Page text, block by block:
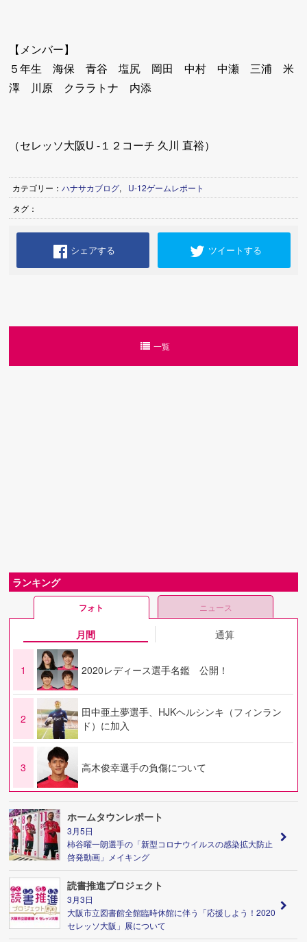
【メンバー】
５年生 海保 青谷 塩尻 岡田 中村 中瀬 三浦 米
澤 川原 クララトナ 内添
（セレッソ大阪U -１２コーチ 久川 直裕）
カテゴリー：ハナサカブログ,
U-12ゲームレポート
タグ：
シェアする ツイートする
一覧
ランキング
フォト ニュース
月間 通算
1 2020レディース選手名鑑 公開！
2
田中亜土夢選手、HJKヘルシンキ（フィンラン
ド）に加入
3 高木俊幸選手の負傷について
ホームタウンレポート
3月5日
柿谷曜一朗選手の「新型コロナウイルスの感染拡大防止
啓発動画」メイキング
読書推進プロジェクト
3月3日
大阪市立図書館全館臨時休館に伴う「応援しよう！2020
セレッソ大阪」展について